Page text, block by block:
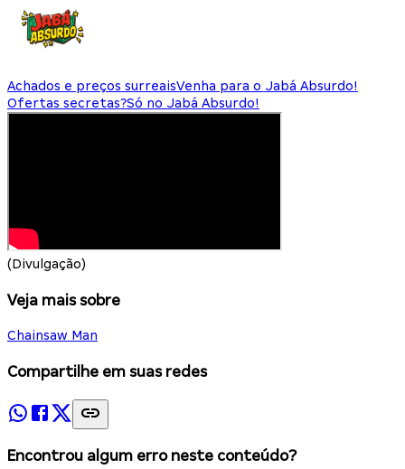
Achados e preços surreaisVenha para o Jabá Absurdo!
Ofertas secretas?Só no Jabá Absurdo!
(Divulgação)
Veja mais sobre
Chainsaw Man
Compartilhe em suas redes
Encontrou algum erro neste conteúdo?